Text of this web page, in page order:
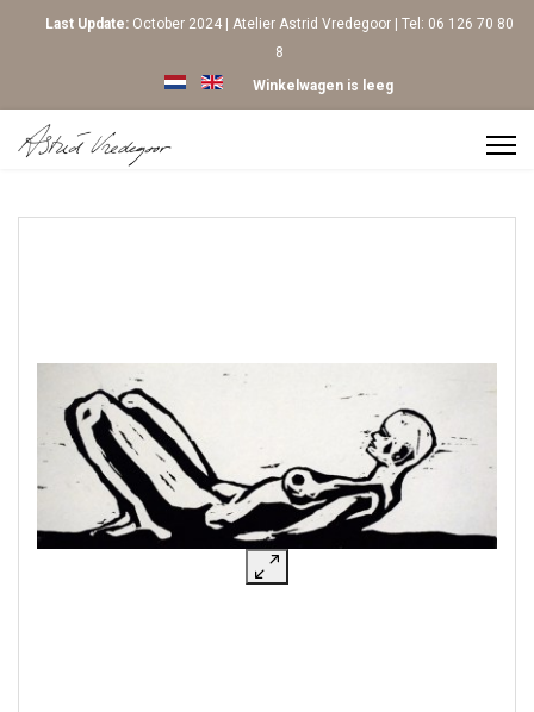
Last Update:October 2024 | Atelier Astrid Vredegoor | Tel: 06 126 70 80
8
Selecteer de taalWinkelwagen is leeg